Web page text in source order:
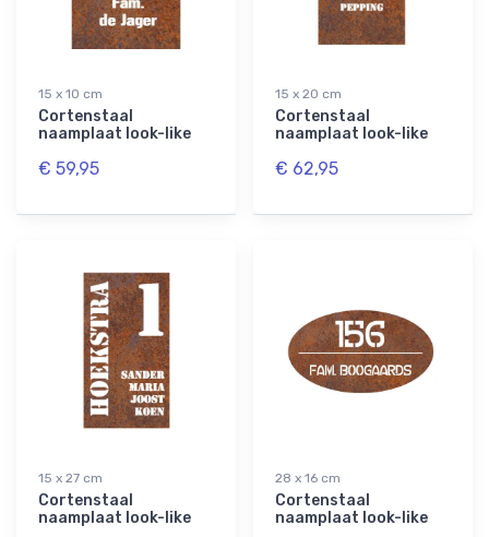
15 x 10 cm
Cortenstaal
naamplaat look-like
€ 59,95
15 x 20 cm
Cortenstaal
naamplaat look-like
€ 62,95
15 x 27 cm
Cortenstaal
naamplaat look-like
28 x 16 cm
Cortenstaal
naamplaat look-like